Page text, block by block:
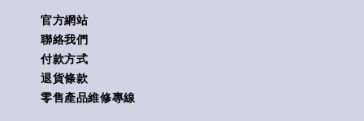
官方網站
聯絡我們
付款方式
退貨條款
零售產品維修專線